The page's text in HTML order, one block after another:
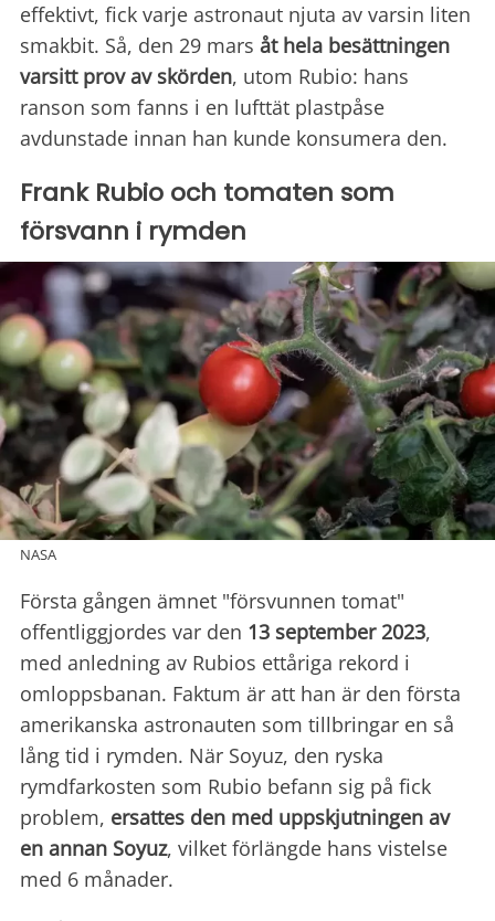
effektivt, fick varje astronaut njuta av varsin liten
smakbit. Så, den 29 mars åt hela besättningen
varsitt prov av skörden, utom Rubio: hans
ranson som fanns i en lufttät plastpåse
avdunstade innan han kunde konsumera den.
Frank Rubio och tomaten som
försvann i rymden
NASA
Första gången ämnet "försvunnen tomat"
offentliggjordes var den 13 september 2023,
med anledning av Rubios ettåriga rekord i
omloppsbanan. Faktum är att han är den första
amerikanska astronauten som tillbringar en så
lång tid i rymden. När Soyuz, den ryska
rymdfarkosten som Rubio befann sig på fick
problem, ersattes den med uppskjutningen av
en annan Soyuz, vilket förlängde hans vistelse
med 6 månader.